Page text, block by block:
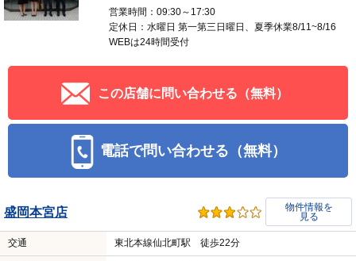
営業時間：09:30～17:30
定休日：水曜日 第一第三日曜日、夏季休業8/11~8/16
WEBは24時間受付
この店舗に問い合わせる（無料）
電話で問い合わせる（無料）
盛岡本宮店
物件情報を
見る
交通 東北本線仙北町駅 徒歩22分